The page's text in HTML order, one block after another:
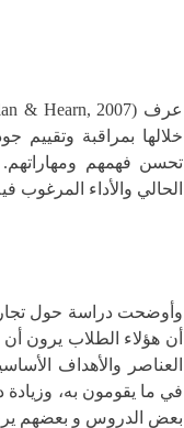
عرف (McMillan & Hearn, 2007)
خلالها بمراقبة وتقييم
تحسن فهمهم ومهاراتهم.
الحالي والأداء المرغوب
وأوضحت دراسة حول تجارب
أن هؤلاء الطلاب يرون
العناصر والأهداف
في ما يقومون به، وزيادة
بعض الدروس و بعضهم يرى